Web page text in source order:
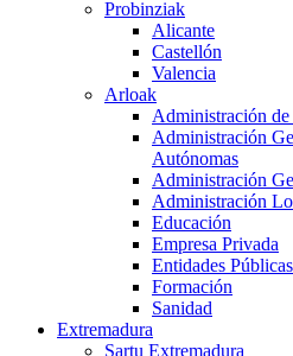
Probinziak
Alicante
Castellón
Valencia
Arloak
Administración de
Administración
Autónomas
Administración
Administración
Educación
Empresa Privada
Entidades
Formación
Sanidad
Extremadura
Sartu Extremadura